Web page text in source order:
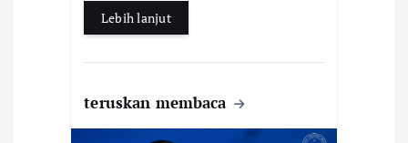
Lebih lanjut
teruskan membaca